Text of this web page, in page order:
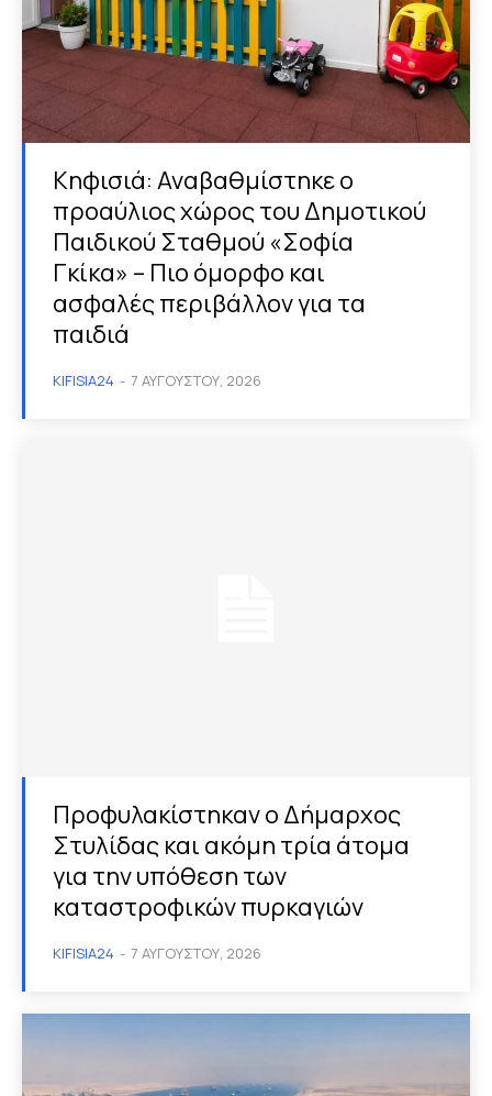
Κηφισιά: Αναβαθμίστηκε ο
προαύλιος χώρος του Δημοτικού
Παιδικού Σταθμού «Σοφία
Γκίκα» – Πιο όμορφο και
ασφαλές περιβάλλον για τα
παιδιά
KIFISIA24 - 7 ΑΥΓΟΎΣΤΟΥ, 2026
Προφυλακίστηκαν ο Δήμαρχος
Στυλίδας και ακόμη τρία άτομα
για την υπόθεση των
καταστροφικών πυρκαγιών
KIFISIA24 - 7 ΑΥΓΟΎΣΤΟΥ, 2026